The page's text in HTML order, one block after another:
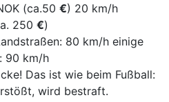
(ca.50 €) 20 km/h
250 €)
80 km/h einige
90 km/h
Das ist wie beim Fußball:
wird bestraft.